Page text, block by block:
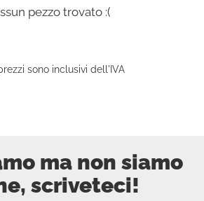
pezzo trovato :(
sono inclusivi dell'IVA
ma non siamo
scriveteci!